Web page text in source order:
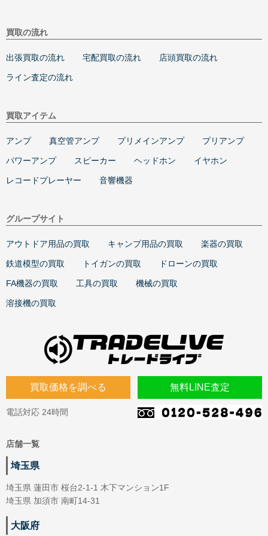
買取価格を調べる 無料LINE査定
電話対応 24時間
店舗一覧
埼玉県
埼玉県 蓮田市 桜台2-1-1 木下マンション1F
埼玉県 加須市 南町14-31
大阪府
買取の流れ
出張買取の流れ 宅配買取の流れ 店頭買取の流れ
ライン査定の流れ
買取アイテム
アンプ 真空管アンプ プリメインアンプ プリアンプ
パワーアンプ スピーカー ヘッドホン イヤホン
レコードプレーヤー 音響機器
グループサイト
アウトドア用品の買取 キャンプ用品の買取 楽器の買取
鉄道模型の買取 トイガンの買取 ドローンの買取
FA機器の買取 工具の買取 機械の買取
溶接機の買取